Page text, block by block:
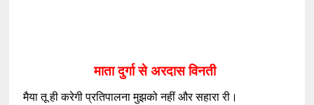
माता दुर्गा से अरदास विनती
मैया तू ही करेगी प्रतिपालना मुझको नहीं और सहारा री।